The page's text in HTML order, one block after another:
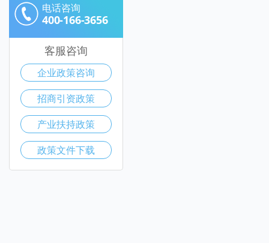
电话咨询
400-166-3656
客服咨询
企业政策咨询
招商引资政策
产业扶持政策
政策文件下载